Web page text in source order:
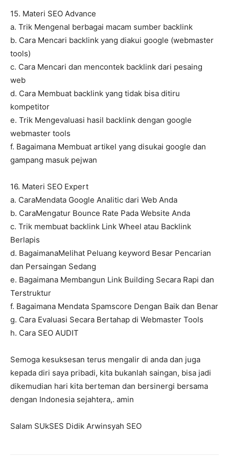
15. Materi SEO Advance
a. Trik Mengenal berbagai macam sumber backlink
b. Cara Mencari backlink yang diakui google (webmaster
tools)
c. Cara Mencari dan mencontek backlink dari pesaing
web
d. Cara Membuat backlink yang tidak bisa ditiru
kompetitor
e. Trik Mengevaluasi hasil backlink dengan google
webmaster tools
f. Bagaimana Membuat artikel yang disukai google dan
gampang masuk pejwan
16. Materi SEO Expert
a. CaraMendata Google Analitic dari Web Anda
b. CaraMengatur Bounce Rate Pada Website Anda
c. Trik membuat backlink Link Wheel atau Backlink
Berlapis
d. BagaimanaMelihat Peluang keyword Besar Pencarian
dan Persaingan Sedang
e. Bagaimana Membangun Link Building Secara Rapi dan
Terstruktur
f. Bagaimana Mendata Spamscore Dengan Baik dan Benar
g. Cara Evaluasi Secara Bertahap di Webmaster Tools
h. Cara SEO AUDIT
Semoga kesuksesan terus mengalir di anda dan juga
kepada diri saya pribadi, kita bukanlah saingan, bisa jadi
dikemudian hari kita berteman dan bersinergi bersama
dengan Indonesia sejahtera,. amin
Salam SUkSES Didik Arwinsyah SEO